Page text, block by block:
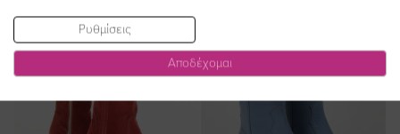
Ρυθμίσεις
Αποδέχομαι